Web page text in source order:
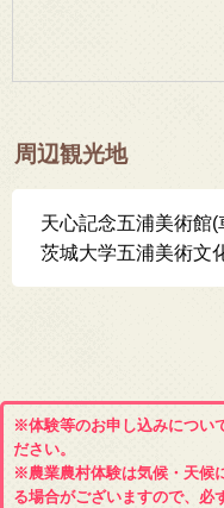
周辺観光地
天心記念五浦美術館(
茨城大学五浦美術文
※体験等のお申し込みについ
ださい。
※農業農村体験は気候・天候
る場合がございますので、必